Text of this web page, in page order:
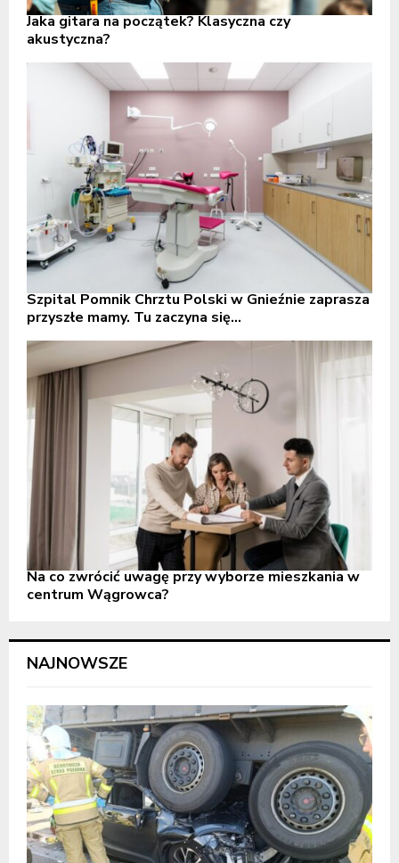
Jaka gitara na początek? Klasyczna czy
akustyczna?
Szpital Pomnik Chrztu Polski w Gnieźnie zaprasza
przyszłe mamy. Tu zaczyna się...
Na co zwrócić uwagę przy wyborze mieszkania w
centrum Wągrowca?
NAJNOWSZE